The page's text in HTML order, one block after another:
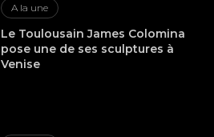
A la une
Le Toulousain James Colomina
pose une de ses sculptures à
Venise